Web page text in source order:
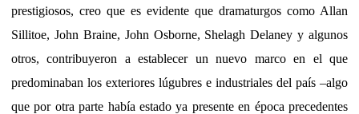
prestigiosos, creo que es evidente que dramaturgos como Allan
Sillitoe, John Braine, John Osborne, Shelagh Delaney y algunos
otros, contribuyeron a establecer un nuevo marco en el que
predominaban los exteriores lúgubres e industriales del país –algo
que por otra parte había estado ya presente en época precedentes